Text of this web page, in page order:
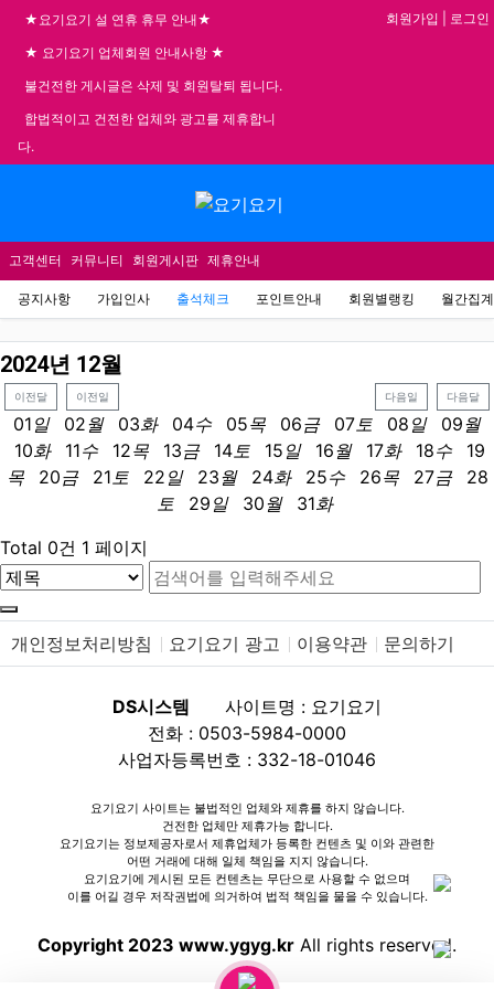
★요기요기 설 연휴 휴무 안내★
★ 요기요기 업체회원 안내사항 ★
불건전한 게시글은 삭제 및 회원탈퇴 됩니다.
합법적이고 건전한 업체와 광고를 제휴합니
다.
회원가입 로그인
고객센터 커뮤니티 회원게시판 제휴안내
공지사항 가입인사 출석체크 포인트안내 회원별랭킹 월간집
2024년 12월
이전달 이전일 다음일 다음달
01 일 02월 03화 04수 05목 06금 07토 08 일 09월
10화 11수 12목 13금 14토 15 일 16월 17화 18수
19
목
20금 21토 22 일 23월 24화 25수 26목 27금
28
토
29 일 30월 31화
Total 0건 1 페이지
개인정보처리방침 요기요기 광고 이용약관 문의하기
DS시스템
사이트명 : 요기요기
전화 : 0503-5984-0000
사업자등록번호 : 332-18-01046
요기요기 사이트는 불법적인 업체와 제휴를 하지 않습니다.
건전한 업체만 제휴가능 합니다.
요기요기는 정보제공자로서 제휴업체가 등록한 컨텐츠 및 이와 관련한
어떤 거래에 대해 일체 책임을 지지 않습니다.
요기요기에 게시된 모든 컨텐츠는 무단으로 사용할 수 없으며
이를 어길 경우 저작권법에 의거하여 법적 책임을 물을 수 있습니다.
Copyright 2023 www.ygyg.kr All rights reserved.